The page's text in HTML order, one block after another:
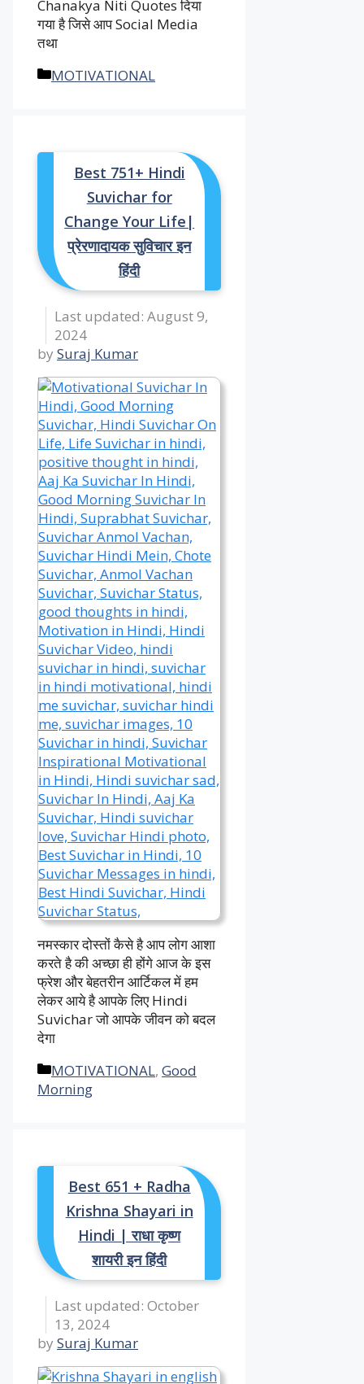
Chanakya Niti Quotes दिया
गया है जिसे आप Social Media
तथा
Categories
MOTIVATIONAL
Best 751+ Hindi
Suvichar for
Change Your Life|
प्रेरणादायक सुविचार इन
हिंदी
August 9,
2024
by Suraj Kumar
नमस्कार दोस्तों कैसे है आप लोग आशा
करते है की अच्छा ही होंगे आज के इस
फ्रेश और बेहतरीन आर्टिकल में हम
लेकर आये है आपके लिए Hindi
Suvichar जो आपके जीवन को बदल
देगा
Categories
MOTIVATIONAL, Good
Morning
Best 651 + Radha
Krishna Shayari in
Hindi | राधा कृष्ण
शायरी इन हिंदी
October
13, 2024
by Suraj Kumar